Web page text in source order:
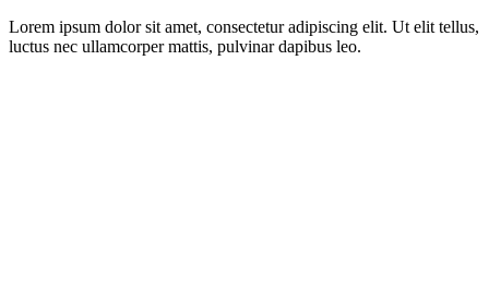
Lorem ipsum dolor sit amet, consectetur adipiscing elit. Ut elit tellus,
luctus nec ullamcorper mattis, pulvinar dapibus leo.